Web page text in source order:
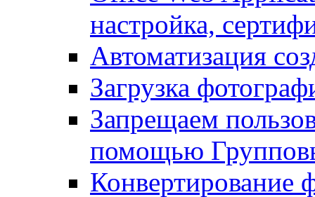
настройка,
Автоматизация
Загрузка
Запрещаем
помощью
Конвертирование